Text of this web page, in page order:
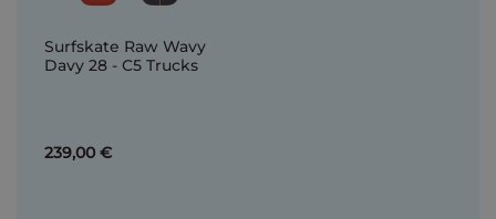
Surfskate Raw Wavy
Davy 28 - C5 Trucks
239,00 €